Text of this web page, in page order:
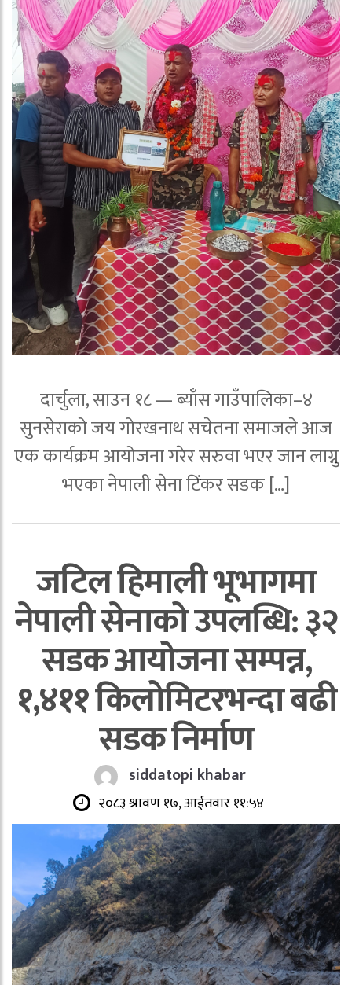
दार्चुला, साउन १८ — ब्याँस गाउँपालिका–४
सुनसेराको जय गोरखनाथ सचेतना समाजले आज
एक कार्यक्रम आयोजना गरेर सरुवा भएर जान लाग्नु
भएका नेपाली सेना टिंकर सडक […]
जटिल हिमाली भूभागमा
नेपाली सेनाको उपलब्धि: ३२
सडक आयोजना सम्पन्न,
१,४११ किलोमिटरभन्दा बढी
सडक निर्माण
siddatopi khabar
२०८३ श्रावण १७, आईतवार ११:५४